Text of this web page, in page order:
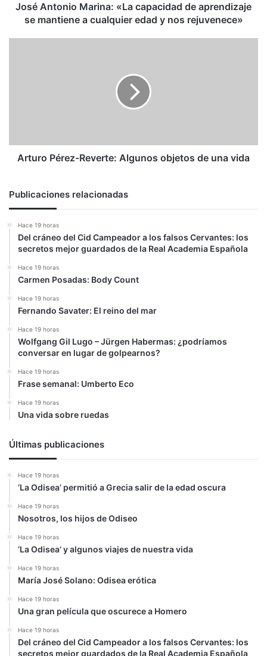
cualquier
José Antonio Marina: «La capacidad de aprendizaje
se mantiene a cualquier edad y nos rejuvenece»
Arturo Pérez-Reverte: Algunos objetos de una vida
Publicaciones relacionadas
Hace 19 horas
Del cráneo del Cid Campeador a los falsos Cervantes: los
secretos mejor guardados de la Real Academia Española
Hace 19 horas
Carmen Posadas: Body Count
Hace 19 horas
Fernando Savater: El reino del mar
Hace 19 horas
Wolfgang Gil Lugo – Jürgen Habermas: ¿podríamos
conversar en lugar de golpearnos?
Hace 19 horas
Frase semanal: Umberto Eco
Hace 19 horas
Una vida sobre ruedas
Últimas publicaciones
Hace 19 horas
‘La Odisea’ permitió a Grecia salir de la edad oscura
Hace 19 horas
Nosotros, los hijos de Odiseo
Hace 19 horas
‘La Odisea’ y algunos viajes de nuestra vida
Hace 19 horas
María José Solano: Odisea erótica
Hace 19 horas
Una gran película que oscurece a Homero
Hace 19 horas
Del cráneo del Cid Campeador a los falsos Cervantes: los
secretos mejor guardados de la Real Academia Española